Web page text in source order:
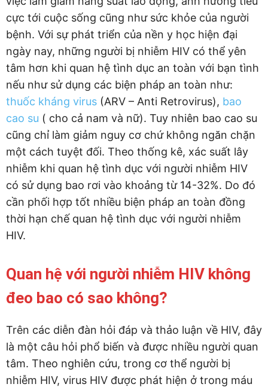
cực tới cuộc sống cũng như sức khỏe của người
bệnh. Với sự phát triển của nền y học hiện đại
ngày nay, những người bị nhiễm HIV có thể yên
tâm hơn khi quan hệ tình dục an toàn với bạn tình
nếu như sử dụng các biện pháp an toàn như:
thuốc kháng virus (ARV – Anti Retrovirus), bao
cao su ( cho cả nam và nữ). Tuy nhiên bao cao su
cũng chỉ làm giảm nguy cơ chứ không ngăn chặn
một cách tuyệt đối. Theo thống kê, xác suất lây
nhiễm khi quan hệ tình dục với người nhiễm HIV
có sử dụng bao rơi vào khoảng từ 14-32%. Do đó
cần phối hợp tốt nhiều biện pháp an toàn đồng
thời hạn chế quan hệ tình dục với người nhiễm
HIV.
Quan hệ với người nhiễm HIV không
đeo bao có sao không?
Trên các diễn đàn hỏi đáp và thảo luận về HIV, đây
là một câu hỏi phổ biến và được nhiều người quan
tâm. Theo nghiên cứu, trong cơ thể người bị
nhiễm HIV, virus HIV được phát hiện ở trong máu